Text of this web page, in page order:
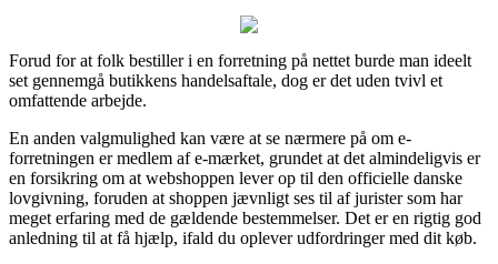
Forud for at folk bestiller i en forretning på nettet burde man ideelt
set gennemgå butikkens handelsaftale, dog er det uden tvivl et
omfattende arbejde.
En anden valgmulighed kan være at se nærmere på om e-
forretningen er medlem af e-mærket, grundet at det almindeligvis er
en forsikring om at webshoppen lever op til den officielle danske
lovgivning, foruden at shoppen jævnligt ses til af jurister som har
meget erfaring med de gældende bestemmelser. Det er en rigtig god
anledning til at få hjælp, ifald du oplever udfordringer med dit køb.